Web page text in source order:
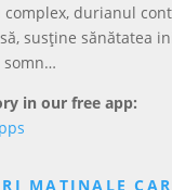
complex, durianul
susține sănătatea
somn…
in our free app:
MATINALE